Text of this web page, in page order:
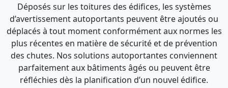
Déposés sur les toitures des édifices, les systèmes
d’avertissement autoportants peuvent être ajoutés ou
déplacés à tout moment conformément aux normes les
plus récentes en matière de sécurité et de prévention
des chutes. Nos solutions autoportantes conviennent
parfaitement aux bâtiments âgés ou peuvent être
réfléchies dès la planification d’un nouvel édifice.